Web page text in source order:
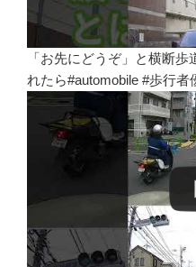
「お先にどうぞ」と横断
れたら#automobile #歩行者